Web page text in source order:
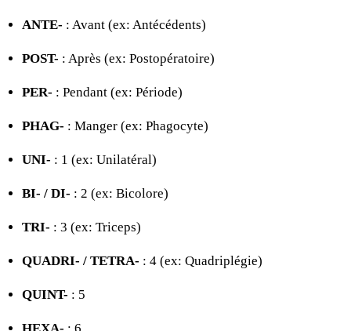
ANTE- : Avant (ex: Antécédents)
POST- : Après (ex: Postopératoire)
PER- : Pendant (ex: Période)
PHAG- : Manger (ex: Phagocyte)
UNI- : 1 (ex: Unilatéral)
BI- / DI- : 2 (ex: Bicolore)
TRI- : 3 (ex: Triceps)
QUADRI- / TETRA- : 4 (ex: Quadriplégie)
QUINT- : 5